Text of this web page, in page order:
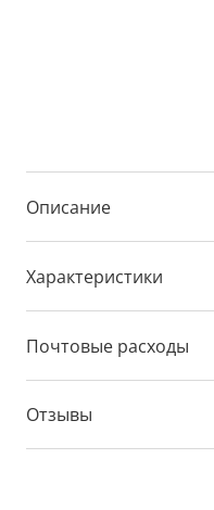
Описание
Характеристики
Почтовые расходы
Отзывы